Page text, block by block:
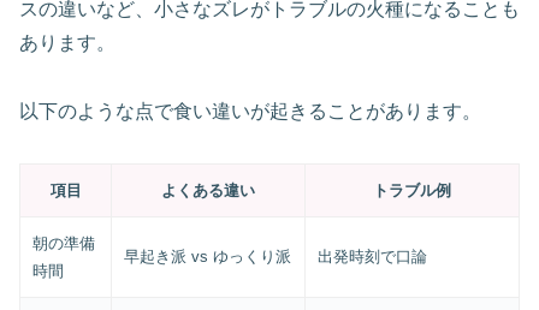
スの違いなど、小さなズレがトラブルの火種になることも
あります。
以下のような点で食い違いが起きることがあります。
項目 よくある違い トラブル例
朝の準備
時間
早起き派 vs ゆっくり派 出発時刻で口論